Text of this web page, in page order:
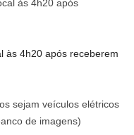
às 4h20 após receberem